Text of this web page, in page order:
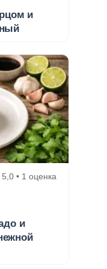
и
5,0 • 1 оценка
и